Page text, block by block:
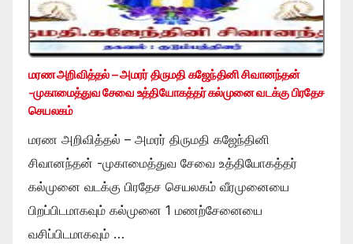
மரண அறிவித்தல் – அமரர் திருமதி கஜேந்தினி சிவானந்தன்
-முகாமைத்துவ சேவை உத்தியோகத்தர் கல்முனை வடக்கு பிரதேச
செயலகம்
மரண அறிவித்தல் – அமரர் திருமதி கஜேந்தினி
சிவானந்தன் -முகாமைத்துவ சேவை உத்தியோகத்தர்
கல்முனை வடக்கு பிரதேச செயலகம் வீரமுனையை
பிறப்பிடமாகவும் கல்முனை 1 மணற்சேனையை
வசிப்பிடமாகவும் …